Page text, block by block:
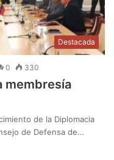
Destacada
0 330
membresía
de la Diplomacia
de Defensa de…